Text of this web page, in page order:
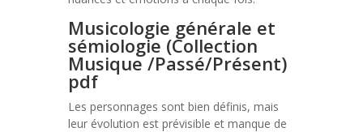
Musicologie générale et
sémiologie (Collection
Musique /Passé/Présent)
pdf
Les personnages sont bien définis, mais
leur évolution est prévisible et manque de